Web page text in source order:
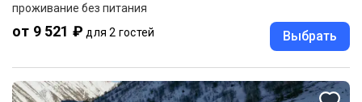
проживание без питания
от 9 521 ₽ для 2 гостей Выбрать